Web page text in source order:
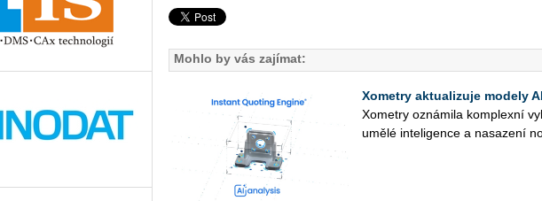
Mohlo by vás zajímat:
Xometry aktualizuje modely
Xo­me­t­ry ozná­mi­la kom­plex­ní
umělé in­te­li­gen­ce a na­sa­ze­ní